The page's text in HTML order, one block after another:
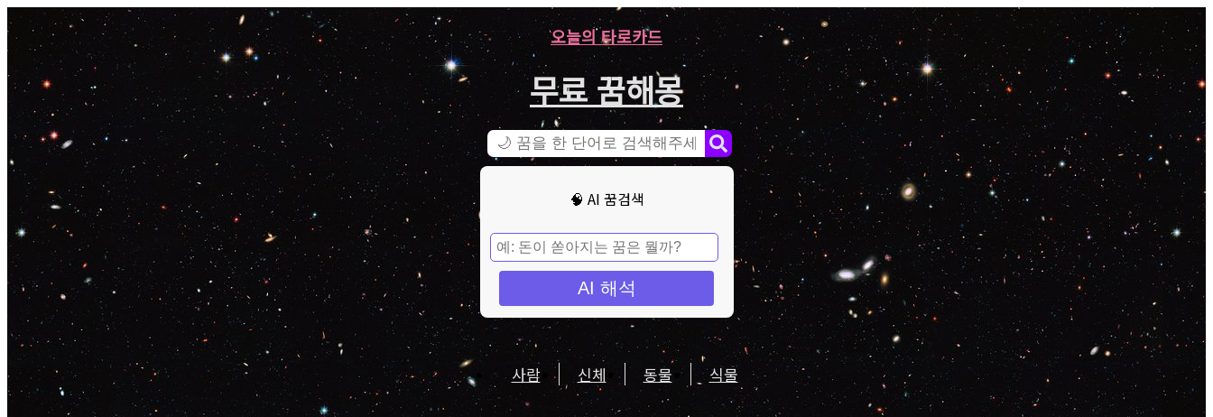
오늘의 타로카드
무료 꿈해몽
🧠 AI 꿈검색
AI 해석
사람 신체 동물 식물